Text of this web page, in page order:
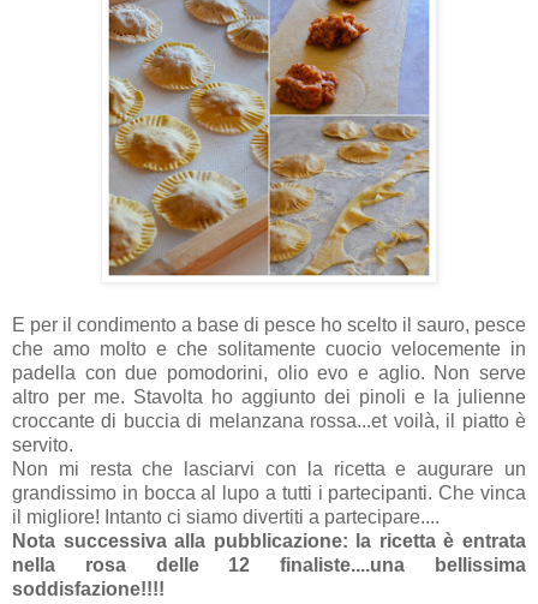
E per il condimento a base di pesce ho scelto il sauro, pesce
che amo molto e che solitamente cuocio velocemente in
padella con due pomodorini, olio evo e aglio. Non serve
altro per me. Stavolta ho aggiunto dei pinoli e la julienne
croccante di buccia di melanzana rossa...et voilà, il piatto è
servito.
Non mi resta che lasciarvi con la ricetta e augurare un
grandissimo in bocca al lupo a tutti i partecipanti. Che vinca
il migliore! Intanto ci siamo divertiti a partecipare....
Nota successiva alla pubblicazione: la ricetta è entrata
nella rosa delle 12 finaliste....una bellissima
soddisfazione!!!!